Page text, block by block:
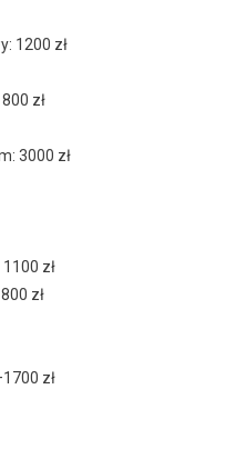
1200 zł
zł
3000 zł
zł
zł
zł